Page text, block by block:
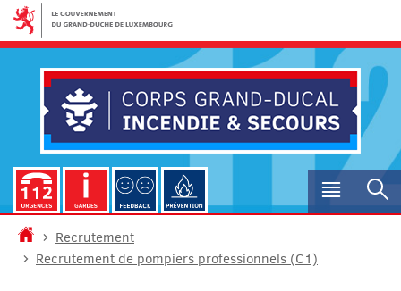
Aller
la
navigation
Aller
contenu
Menu
Accueil
Recrutement
Recrutement de pompiers professionnels (C1)